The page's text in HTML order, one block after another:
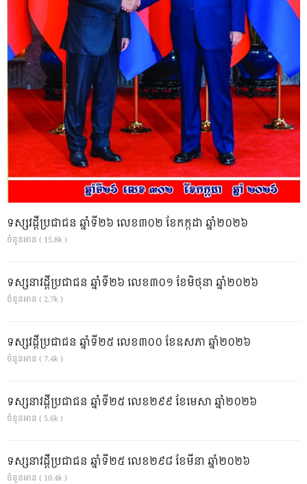
ទស្សវដ្តីប្រជាជន ឆ្នាំទី២៦ លេខ៣០២ ខែកក្កដា ឆ្នាំ២០២៦
ចំនួនអាន ( 15.8k )
ទស្សនាវដ្ដីប្រជាជន ឆ្នាំទី២៦ លេខ៣០១ ខែមិថុនា ឆ្នាំ២០២៦
ចំនួនអាន ( 2.7k )
ទស្សវដ្តីប្រជាជន ឆ្នាំទី២៥ លេខ៣០០ ខែឧសភា ឆ្នាំ២០២៦
ចំនួនអាន ( 7.4k )
ទស្សនាវដ្ដីប្រជាជន ឆ្នាំទី២៥ លេខ២៩៩ ខែមេសា ឆ្នាំ២០២៦
ចំនួនអាន ( 5.6k )
ទស្សនាវដ្ដីប្រជាជន ឆ្នាំទី២៥ លេខ២៩៨ ខែមីនា ឆ្នាំ២០២៦
ចំនួនអាន ( 10.4k )